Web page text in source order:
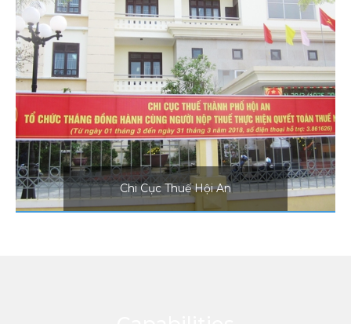
Chi Cục Thuế Hội An
Chi Cục Thuế Hội An
Địa chỉ: 03 Lê Văn Hiến, Phường
Tân An, Thành phố Hội An, Quảng
Nam